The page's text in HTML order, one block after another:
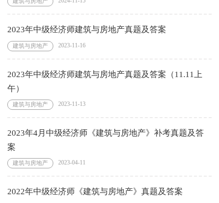
2023年中级经济师建筑与房地产真题及答案
建筑与房地产 2023-11-16
2023年中级经济师建筑与房地产真题及答案（11.11上
午）
建筑与房地产 2023-11-13
2023年4月中级经济师《建筑与房地产》补考真题及答
案
建筑与房地产 2023-04-11
2022年中级经济师《建筑与房地产》真题及答案